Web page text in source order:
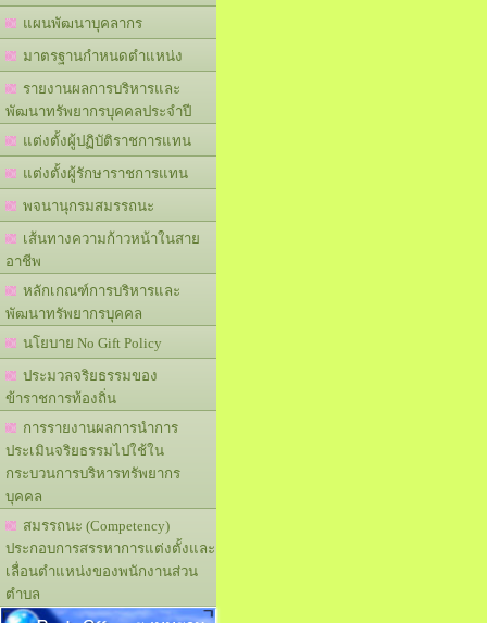
แผนพัฒนาบุคลากร
มาตรฐานกำหนดตำแหน่ง
รายงานผลการบริหารและ
พัฒนาทรัพยากรบุคคลประจำปี
แต่งตั้งผู้ปฏิบัติราชการแทน
แต่งตั้งผู้รักษาราชการแทน
พจนานุกรมสมรรถนะ
เส้นทางความก้าวหน้าในสาย
อาชีพ
หลักเกณฑ์การบริหารและ
พัฒนาทรัพยากรบุคคล
นโยบาย No Gift Policy
ประมวลจริยธรรมของ
ข้าราชการท้องถิ่น
การรายงานผลการนำการ
ประเมินจริยธรรมไปใช้ใน
กระบวนการบริหารทรัพยากร
บุคคล
สมรรถนะ (Competency)
ประกอบการสรรหาการแต่งตั้งและ
เลื่อนตำแหน่งของพนักงานส่วน
ตำบล